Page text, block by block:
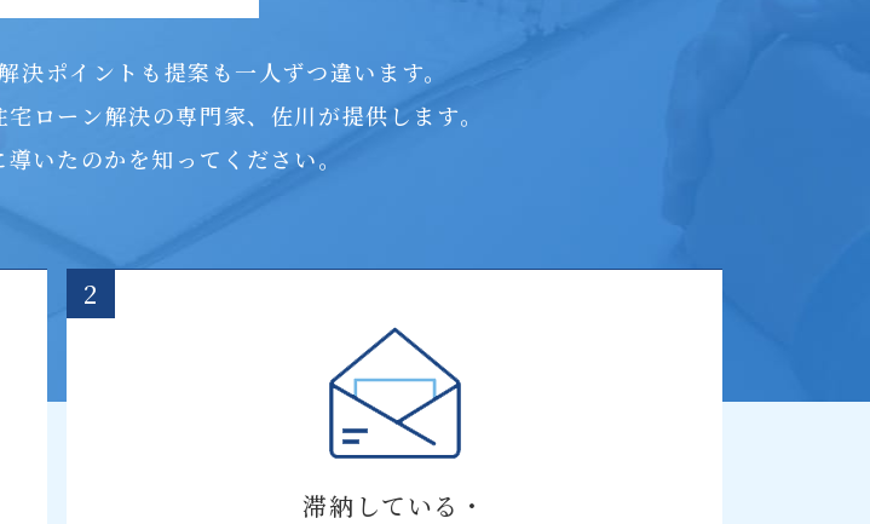
決ポイントも提案も一人ずつ違います。
ローン解決の専門家、佐川が提供します。
いたのかを知ってください。
2
滞納している・